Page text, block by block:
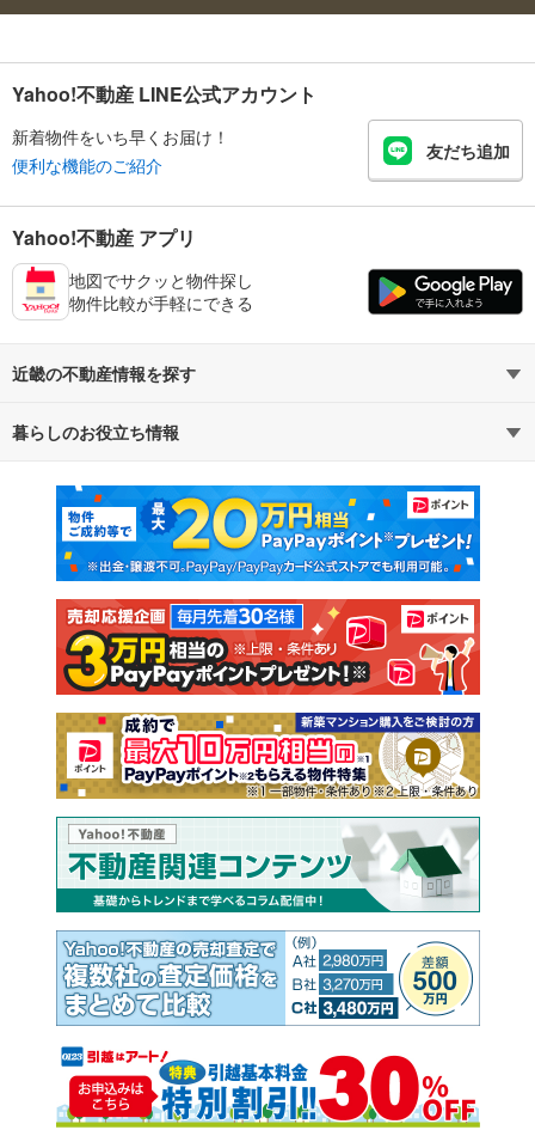
Yahoo!不動産 LINE公式アカウント
新着物件をいち早くお届け！
便利な機能のご紹介
友だち追加
Yahoo!不動産 アプリ
地図でサクッと物件探し
物件比較が手軽にできる
近畿の不動産情報を探す
不動産・住宅
新築マンション 中古マンション
新築一戸建て 中古一戸建て
注文住宅 土地
売却査定
暮らしのお役立ち情報
マンションカタログ 教えて！住まいの先生